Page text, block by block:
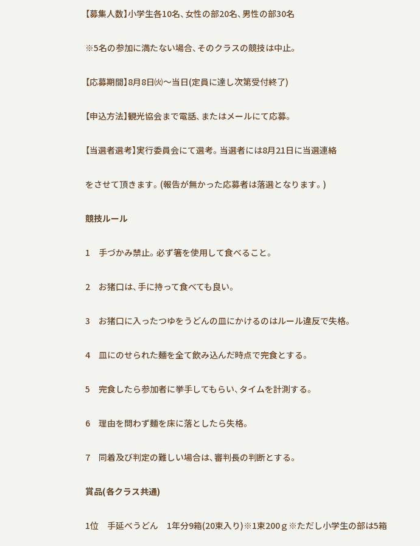
【募集人数】小学生各10名、女性の部20名、男性の部30名
※5名の参加に満たない場合、そのクラスの競技は中止。
【応募期間】8月8日㈫～当日(定員に達し次第受付終了)
【申込方法】観光協会まで電話、またはメールにて応募。
【当選者選考】実行委員会にて選考。当選者には8月21日に当選連絡
をさせて頂きます。(報告が無かった応募者は落選となります。)
競技ルール
1 手づかみ禁止。必ず箸を使用して食べること。
2 お猪口は、手に持って食べても良い。
3 お猪口に入ったつゆをうどんの皿にかけるのはルール違反で失格。
4 皿にのせられた麺を全て飲み込んだ時点で完食とする。
5 完食したら参加者に挙手してもらい、タイムを計測する。
6 理由を問わず麺を床に落としたら失格。
7 同着及び判定の難しい場合は、審判長の判断とする。
賞品(各クラス共通)
1位 手延べうどん 1年分9箱(20束入り)※1束200ｇ※ただし小学生の部は5箱